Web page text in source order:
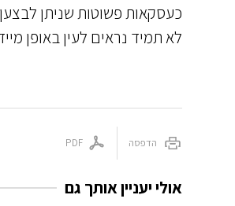
כעסקאות פשוטות שניתן
לא תמיד נראים לעין באופן
הדפסה PDF
אולי יעניין אותך גם